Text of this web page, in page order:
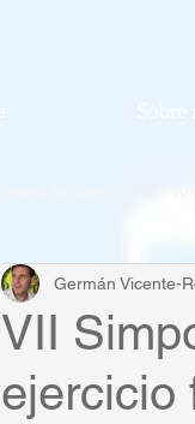
VII
ejercicio
Germán Vicente-